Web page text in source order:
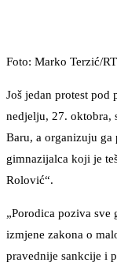
Foto: Marko Terzić/
Još jedan protest pod
nedjelju, 27. oktobra,
Baru, a organizuju
gimnazijalca koji je
Rolović“.
„Porodica poziva sve
izmjene zakona o
pravednije sankcije i